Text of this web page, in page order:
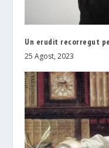
Un erudit recorregut
25 Agost, 2023